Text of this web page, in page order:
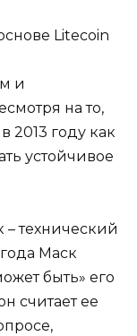
Litecoin
и
на то,
2013 году как
устойчивое
– технический
Маск
быть» его
считает ее